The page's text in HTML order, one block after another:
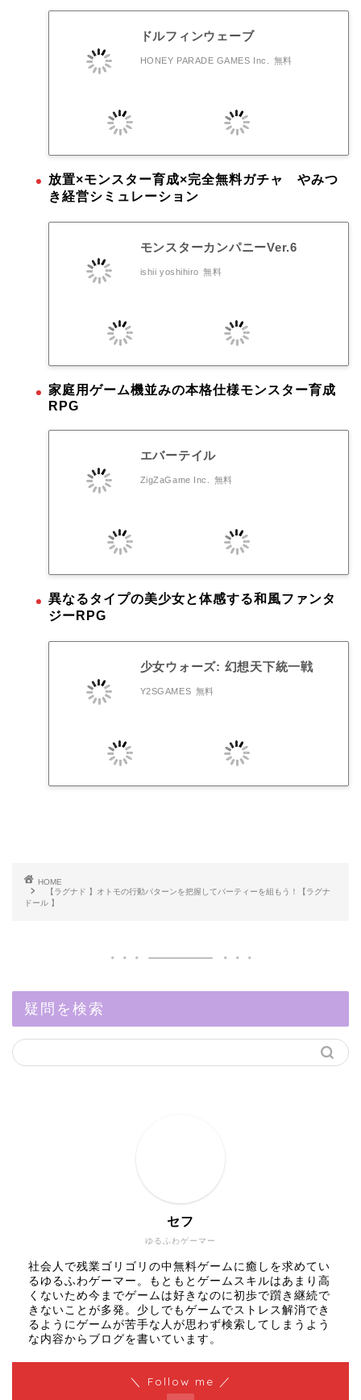
ドルフィンウェーブ
HONEY PARADE GAMES Inc. 無料
放置×モンスター育成×完全無料ガチャ やみつ
き経営シミュレーション
モンスターカンパニーVer.6
ishii yoshihiro 無料
家庭用ゲーム機並みの本格仕様モンスター育成
RPG
エバーテイル
ZigZaGame Inc. 無料
異なるタイプの美少女と体感する和風ファンタ
ジーRPG
少女ウォーズ: 幻想天下統一戦
Y2SGAMES 無料
HOME
【ラグナド 】オトモの行動パターンを把握してパーティーを組もう！【ラグナ
ドール 】
疑問を検索
ゆるふわゲーマー
セフ
社会人で残業ゴリゴリの中無料ゲームに癒しを求めてい
るゆるふわゲーマー。もともとゲームスキルはあまり高
くないため今までゲームは好きなのに初歩で躓き継続で
きないことが多発。少しでもゲームでストレス解消でき
るようにゲームが苦手な人が思わず検索してしまうよう
な内容からブログを書いています。
＼ Follow me ／